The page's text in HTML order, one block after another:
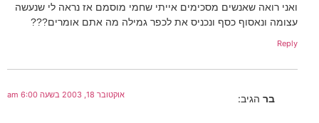
ואני רואה שאנשים מסכימים אייתי שחמי מוסמם אז נראה לי שנעשה
עצומה ונאסוף כסף ונכניס את לכפר גמילה מה אתם אומרים???
Reply
בר הגיב: אוקטובר 18, 2003 בשעה 6:00 am